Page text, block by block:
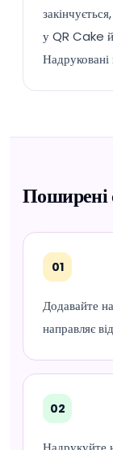
у QR Cake й
Поширені
01
Додавайте
направляє
02